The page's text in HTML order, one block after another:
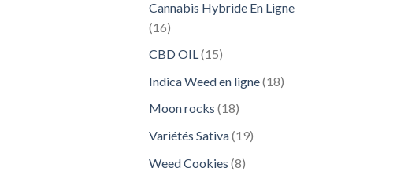
produits
Cannabis Hybride En Ligne
1616
CBD OIL 1515
Indica Weed en ligne 1818
Moon rocks 1818
Variétés Sativa 1919
Weed Cookies 88